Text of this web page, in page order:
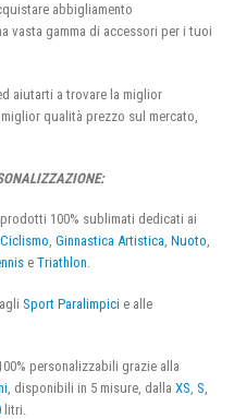
abbigliamento
vasta gamma di accessori per i tuoi
aiutarti a trovare la miglior
qualità prezzo sul mercato,
100% sublimati dedicati ai
Ciclismo, Ginnastica Artistica, Nuoto,
e Triathlon.
Sport Paralimpici e alle
personalizzabili grazie alla
, disponibili in 5 misure, dalla XS S
litri.